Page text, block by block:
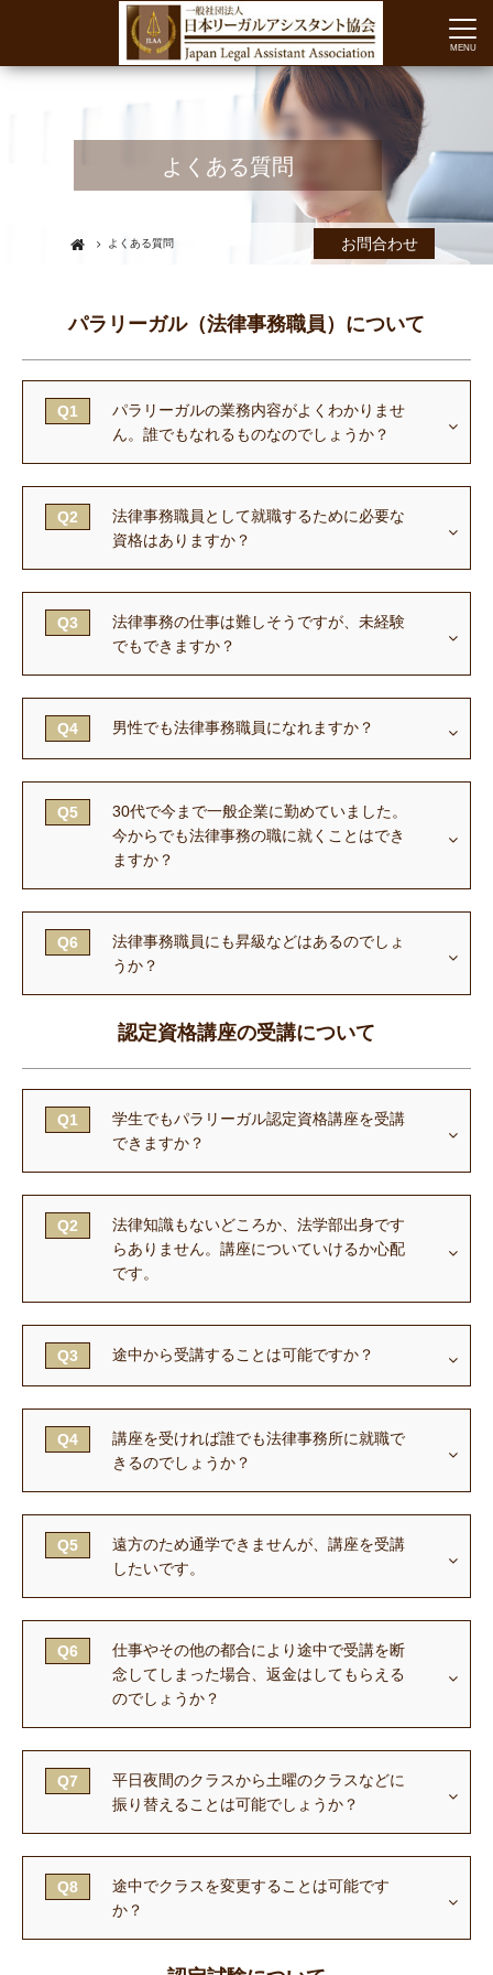
よくある質問
よくある質問 お問合わせ
パラリーガル（法律事務職員）について
Q1
パラリーガルの業務内容がよくわかりませ
ん。誰でもなれるものなのでしょうか？
Q2
法律事務職員として就職するために必要な
資格はありますか？
Q3
法律事務の仕事は難しそうですが、未経験
でもできますか？
Q4 男性でも法律事務職員になれますか？
Q5
30代で今まで一般企業に勤めていました。
今からでも法律事務の職に就くことはでき
ますか？
Q6
法律事務職員にも昇級などはあるのでしょ
うか？
認定資格講座の受講について
Q1
学生でもパラリーガル認定資格講座を受講
できますか？
Q2
法律知識もないどころか、法学部出身です
らありません。講座についていけるか心配
です。
Q3 途中から受講することは可能ですか？
Q4
講座を受ければ誰でも法律事務所に就職で
きるのでしょうか？
Q5
遠方のため通学できませんが、講座を受講
したいです。
Q6
仕事やその他の都合により途中で受講を断
念してしまった場合、返金はしてもらえる
のでしょうか？
Q7
平日夜間のクラスから土曜のクラスなどに
振り替えることは可能でしょうか？
Q8
途中でクラスを変更することは可能です
か？